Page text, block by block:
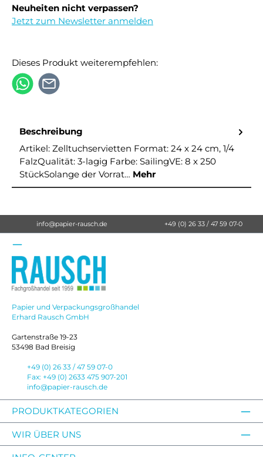
Neuheiten nicht verpassen?
Jetzt zum Newsletter anmelden
Dieses Produkt weiterempfehlen:
Beschreibung
Artikel: Zelltuchservietten Format: 24 x 24 cm, 1/4
FalzQualität: 3-lagig Farbe: SailingVE: 8 x 250
StückSolange der Vorrat… Mehr
info@papier-rausch.de +49 (0) 26 33 / 47 59 07-0
Papier und Verpackungsgroßhandel
Erhard Rausch GmbH
Gartenstraße 19-23
53498 Bad Breisig
+49 (0) 26 33 / 47 59 07-0
Fax: +49 (0) 2633 475 907-201
info@papier-rausch.de
PRODUKTKATEGORIEN
WIR ÜBER UNS